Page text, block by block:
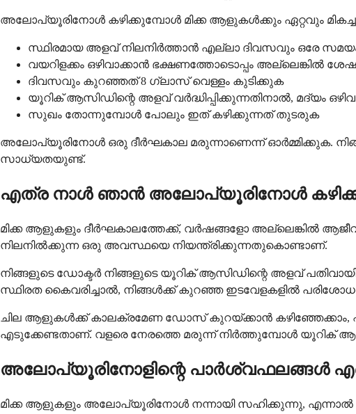
അലോപ്യൂരിനോൾ കഴിക്കുമ്പോൾ മിക്ക ആളുകൾക്കും ഏറ്റവും
സ്ഥിരമായ അളവ് നിലനിർത്താൻ എല്ലാ ദിവസവും ഒരേ
വയറിളക്കം ഒഴിവാക്കാൻ ഭക്ഷണത്തോടൊപ്പം അല്ലെങ്കിൽ
ദിവസവും കുറഞ്ഞത് 8 ഗ്ലാസ് വെള്ളം കുടിക്കുക
യൂറിക് ആസിഡിന്റെ അളവ് വർദ്ധിപ്പിക്കുന്നതിനാൽ, മദ്യം
സുഖം തോന്നുമ്പോൾ പോലും ഇത് കഴിക്കുന്നത് തുടരുക
അലോപ്യൂരിനോൾ ഒരു ദീർഘകാല മരുന്നാണെന്ന് ഓർമ്മിക്കുക.
സാധ്യതയുണ്ട്.
എത്ര നാൾ ഞാൻ അലോപ്യൂരിനോൾ
മിക്ക ആളുകളും ദീർഘകാലത്തേക്ക്, വർഷങ്ങളോ അല്ലെങ്കിൽ
നിലനിൽക്കുന്ന ഒരു അവസ്ഥയെ നിയന്ത്രിക്കുന്നതുകൊണ്ടാണ്.
നിങ്ങളുടെ ഡോക്ടർ നിങ്ങളുടെ യൂറിക് ആസിഡിന്റെ അളവ്
സ്ഥിരത കൈവരിച്ചാൽ, നിങ്ങൾക്ക് കുറഞ്ഞ ഇടവേളകളിൽ
ചില ആളുകൾക്ക് കാലക്രമേണ ഡോസ് കുറയ്ക്കാൻ കഴിഞ്ഞേക്കാം,
എടുക്കേണ്ടതാണ്. വളരെ നേരത്തെ മരുന്ന് നിർത്തുമ്പോൾ യൂറിക്
അലോപ്യൂരിനോളിന്റെ പാർശ്വഫലങ്ങൾ
മിക്ക ആളുകളും അലോപ്യൂരിനോൾ നന്നായി സഹിക്കുന്നു, എന്നാൽ